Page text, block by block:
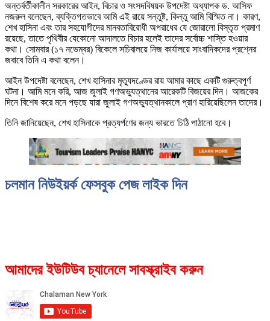
অন্তর্বর্তীকালীন সরকারের আইন, বিচার ও সংসদবিষয়ক উপদেষ্টা অধ্যাপক ড. আসিফ
নজরুল বলেছেন, ব্যক্তিগতভাবে আমি এই রায়ে সন্তুষ্ট, কিন্তু আমি বিস্মিত না। কারণ,
শেখ হাসিনা এবং তার সহযোগীদের মানবতাবিরোধী অপরাধের যে জোরালো বিস্তৃত প্রমাণ
রয়েছে, তাতে পৃথিবীর যেকোনো আদালতে বিচার হলেই তাদের সর্বোচ্চ শাস্তি হওয়ার
কথা। সোমবার (১৭ নভেম্বর) বিকেলে সচিবালয়ে নিজ কার্যালয়ে সাংবাদিকদের প্রশ্নের
জবাবে তিনি এ কথা বলেন।
আইন উপদেষ্টা বলেছেন, শেখ হাসিনার মৃত্যুদণ্ডের রায় আমার কাছে একটি গুরুত্বপূর্ণ
ঘটনা। আমি মনে করি, আজ জুলাই গণঅভ্যুত্থানের আরেকটি বিজয়ের দিন। আজকের
দিনে বিশেষ করে মনে পড়ছে যারা জুলাই গণঅভ্যুত্থানকালে প্রাণ হারিয়েছিলেন তাদের।
তিনি জানিয়েছেন, শেখ হাসিনাকে প্রত্যর্পণের জন্য ভারতে চিঠি পাঠানো হবে।
চলমান নিউইয়র্ক ফেসবুক পেজ লাইক দিন
আমাদের ইউটিউব চ্যানেলে সাবস্ক্রাইব করুন